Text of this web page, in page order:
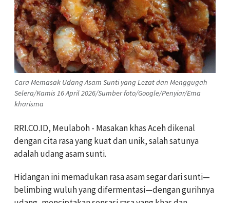
Cara Memasak Udang Asam Sunti yang Lezat dan Menggugah
Selera/Kamis 16 April 2026/Sumber foto/Google/Penyiar/Ema
kharisma
RRI.CO.ID, Meulaboh - Masakan khas Aceh dikenal
dengan cita rasa yang kuat dan unik, salah satunya
adalah udang asam sunti.
Hidangan ini memadukan rasa asam segar dari sunti—
belimbing wuluh yang difermentasi—dengan gurihnya